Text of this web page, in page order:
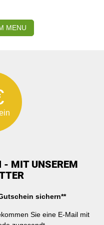
MENU
- MIT UNSEREM
sichern**
Sie eine E-Mail mit